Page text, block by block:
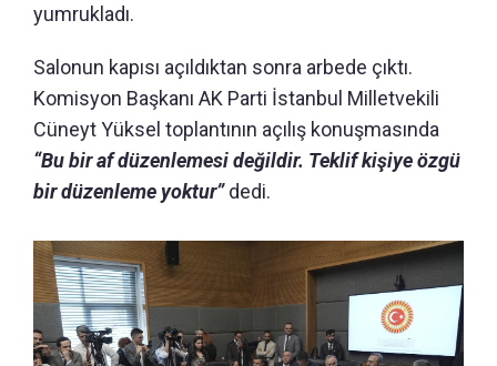
yumrukladı.
Salonun kapısı açıldıktan sonra arbede çıktı.
Komisyon Başkanı AK Parti İstanbul Milletvekili
Cüneyt Yüksel toplantının açılış konuşmasında
“Bu bir af düzenlemesi değildir. Teklif kişiye özgü
bir düzenleme yoktur”dedi.